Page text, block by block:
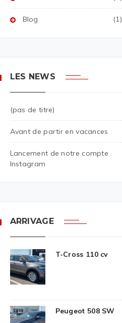
Blog (1)
LES NEWS
(pas de titre)
Avant de partir en vacances
Lancement de notre compte
Instagram
ARRIVAGE
T-Cross 110 cv
Peugeot 508 SW